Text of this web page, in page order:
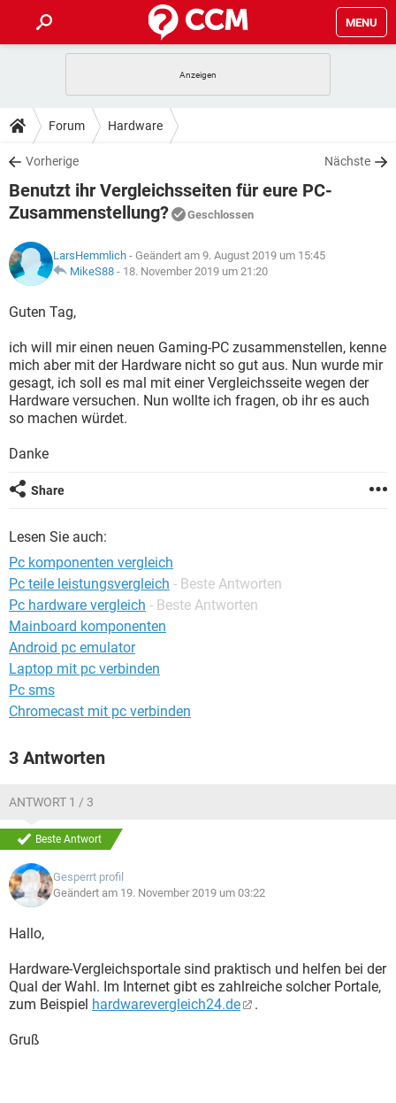
MENU
ANDROID
WINDOWS 10
WHATSAPP TIKTOK
FACEBOOK HARDWARE
TIPPS & TRICKS
SPIELE
WINDOWS 10
FACEBOOK HARDWARE
DOWNLOADS
SPIELE STREAMING
ANDROID IOS
WINDOWS 10 INSTAGRAM
WHATSAPP
FACEBOOK
FORUM
ANDROID IOS
FACEBOOK
LEXIKON
SPIELE
ANDROID
WINDOWS 10 INSTAGRAM
WHATSAPP TIKTOK
FACEBOOK HARDWARE
Forum Hardware
Vorherige Nächste
Benutzt ihr Vergleichsseiten für eure PC-
Zusammenstellung?
Geschlossen
LarsHemmlich - Geändert am 9. August 2019 um 15:45
MikeS88 - 18. November 2019 um 21:20
Guten Tag,
ich will mir einen neuen Gaming-PC zusammenstellen, kenne
mich aber mit der Hardware nicht so gut aus. Nun wurde mir
gesagt, ich soll es mal mit einer Vergleichsseite wegen der
Hardware versuchen. Nun wollte ich fragen, ob ihr es auch
so machen würdet.
Danke
Share
Lesen Sie auch:
Pc komponenten vergleich
Pc teile leistungsvergleich - Beste Antworten
Pc hardware vergleich - Beste Antworten
Mainboard komponenten
Android pc emulator
Laptop mit pc verbinden
Pc sms
Chromecast mit pc verbinden
3 Antworten
ANTWORT 1 / 3
Beste Antwort
Gesperrt profil
Geändert am 19. November 2019 um 03:22
Hallo,
Hardware-Vergleichsportale sind praktisch und helfen bei der
Qual der Wahl. Im Internet gibt es zahlreiche solcher Portale,
zum Beispiel hardwarevergleich24.de .
Gruß